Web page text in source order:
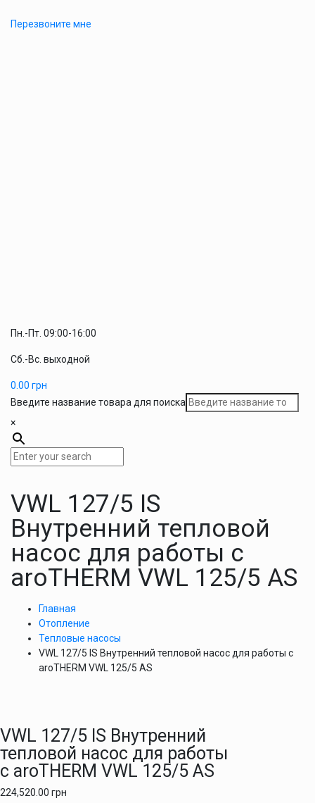
Перезвоните мне
Пн.-Пт. 09:00-16:00
Сб.-Вс. выходной
0.00 грн
Введите название товара для поиска
×
VWL 127/5 IS
Внутренний тепловой
насос для работы с
aroTHERM VWL 125/5 AS
Главная
Отопление
Тепловые насосы
VWL 127/5 IS Внутренний тепловой насос для работы с
aroTHERM VWL 125/5 AS
VWL 127/5 IS Внутренний
тепловой насос для работы
с aroTHERM VWL 125/5 AS
224,520.00 грн